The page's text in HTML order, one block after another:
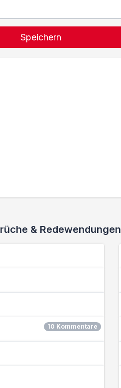
Speichern
& Redewendungen
10 Kommentare